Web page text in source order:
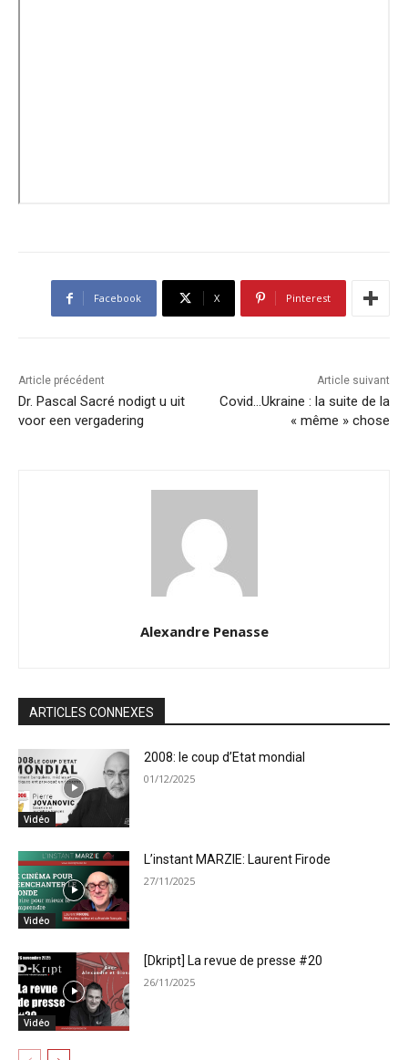
Facebook X Pinterest
Article précédent
Dr. Pascal Sacré nodigt u uit
voor een vergadering
Article suivant
Covid…Ukraine : la suite de la
« même » chose
Alexandre Penasse
ARTICLES CONNEXES
Vidéo
2008: le coup d’Etat mondial
01/12/2025
Vidéo
L’instant MARZIE: Laurent Firode
27/11/2025
Vidéo
[Dkript] La revue de presse #20
26/11/2025